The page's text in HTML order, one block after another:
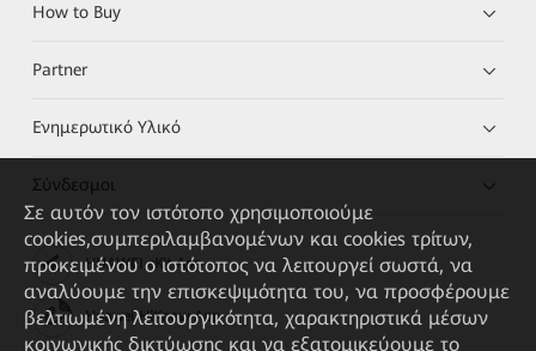
How to Buy
Partner
Ενημερωτικό Υλικό
Σύνδεσμοι
HUAWEI eKit App
Huawei HiKnow App
Σε αυτόν τον ιστότοπο χρησιμοποιούμε
cookies,συμπεριλαμβανομένων και cookies τρίτων,
προκειμένου ο ιστότοπος να λειτουργεί σωστά, να
αναλύουμε την επισκεψιμότητα του, να προσφέρουμε
βελτιωμένη λειτουργικότητα, χαρακτηριστικά μέσων
κοινωνικής δικτύωσης και να εξατομικεύουμε το